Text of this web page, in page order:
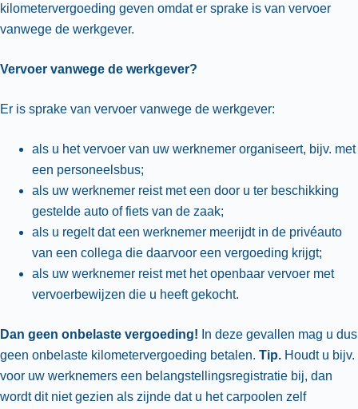
kilometervergoeding geven omdat er sprake is van vervoer
vanwege de werkgever.
Vervoer vanwege de werkgever?
Er is sprake van vervoer vanwege de werkgever:
als u het vervoer van uw werknemer organiseert, bijv. met
een personeelsbus;
als uw werknemer reist met een door u ter beschikking
gestelde auto of fiets van de zaak;
als u regelt dat een werknemer meerijdt in de privéauto
van een collega die daarvoor een vergoeding krijgt;
als uw werknemer reist met het openbaar vervoer met
vervoerbewijzen die u heeft gekocht.
Dan geen onbelaste vergoeding! In deze gevallen mag u dus
geen onbelaste kilometervergoeding betalen. Tip. Houdt u bijv.
voor uw werknemers een belangstellingsregistratie bij, dan
wordt dit niet gezien als zijnde dat u het carpoolen zelf